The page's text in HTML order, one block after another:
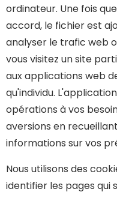
ordinateur. Une fois
accord, le fichier est
analyser le trafic web
vous visitez un site
aux applications web
qu'individu.
opérations à vos
aversions en
informations sur vos
Nous utilisons des
identifier les pages qui